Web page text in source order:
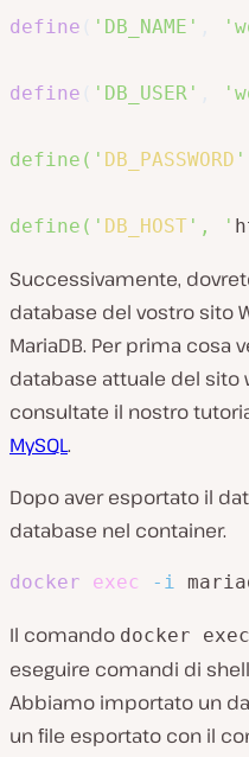
define 'DB_NAME'
define 'DB_USER'
define(' DB_PASSWORD
define(' DB_HOST ', '
Successivamente,
database del vostro sito
MariaDB. Per prima cosa
database attuale del sito
consultate il nostro
MySQL.
Dopo aver esportato il
database nel container.
docker exec -i
Il comando docker exec
eseguire comandi di
Abbiamo importato un
un file esportato con il